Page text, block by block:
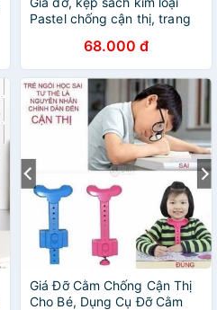
Pastel chống cận thị, trang
68.000 đ
Giá Đỡ Cằm Chống Cận Thị
Cho Bé, Dụng Cụ Đỡ Cằm